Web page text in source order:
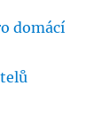
domácí